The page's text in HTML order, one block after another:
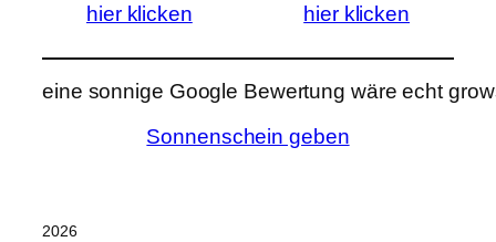
hier klicken hier klicken
eine sonnige Google Bewertung wäre echt
Sonnenschein geben
2026